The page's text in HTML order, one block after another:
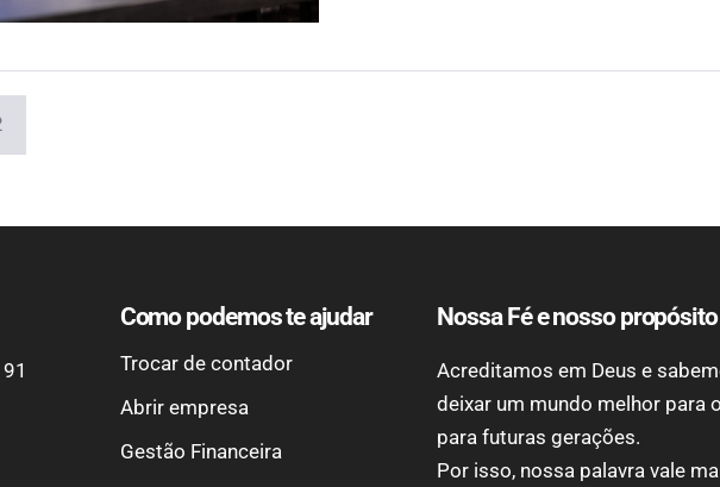
Como podemos te ajudar
Trocar de contador
Abrir empresa
Gestão Financeira
Nossa Fé e nosso propósito
Acreditamos em Deus e
deixar um mundo melhor para
para futuras gerações.
Por isso, nossa palavra vale